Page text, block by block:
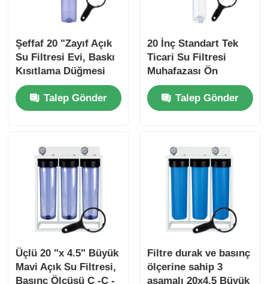
Şeffaf 20 "Zayıf Açık
Su Filtresi Evi, Baskı
Kısıtlama Düğmesi
Talep Gönder
20 İnç Standart Tek
Ticari Su Filtresi
Muhafazası Ön
Filtreleme Sistemi
NPT/BSP Bağlantı
Noktası Basınç
Talep Gönder
Üçlü 20 "x 4.5" Büyük
Mavi Açık Su Filtresi,
Basınç Ölçüsü C -C -
Filtre durak ve basınç
ölçerine sahip 3
aşamalı 20x4.5 Büyük